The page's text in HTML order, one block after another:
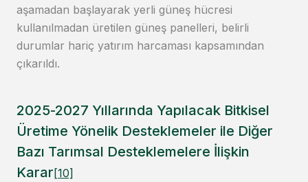
aşamadan başlayarak yerli güneş hücresi
kullanılmadan üretilen güneş panelleri, belirli
durumlar hariç yatırım harcaması kapsamından
çıkarıldı.
2025-2027 Yıllarında Yapılacak Bitkisel
Üretime Yönelik Desteklemeler ile Diğer
Bazı Tarımsal Desteklemelere İlişkin
Karar [10]